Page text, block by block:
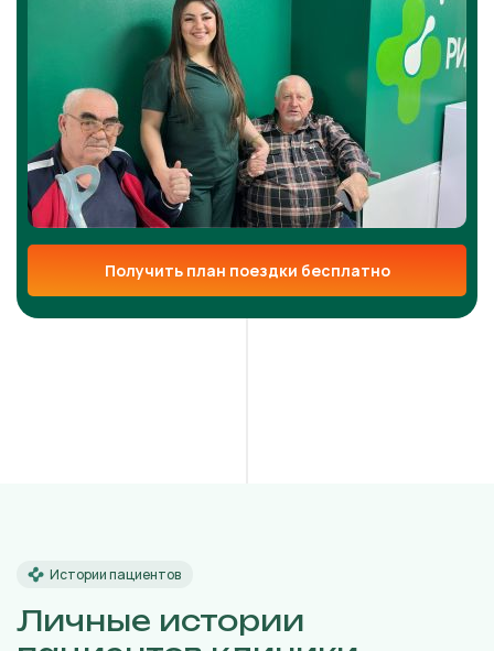
Получить план поездки бесплатно
Истории пациентов
Личные истории